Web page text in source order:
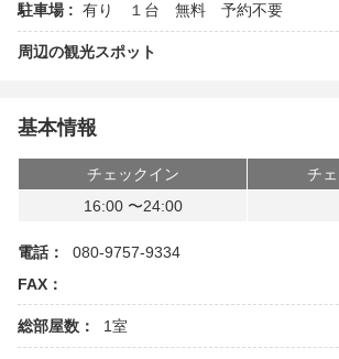
駐車場 : 有り １台 無料 予約不要
周辺の観光スポット
基本情報
チェックイン
チ
16:00 〜24:00
電話：
080-9757-9334
FAX：
総部屋数： 1室